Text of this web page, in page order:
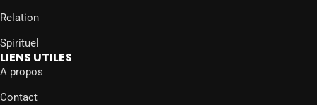
Relation
Spirituel
LIENS UTILES
A propos
Contact